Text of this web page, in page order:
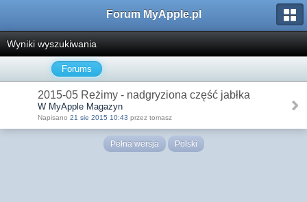
Forum MyApple.pl
Wyniki wyszukiwania
Forums
2015-05 Reżimy - nadgryziona część jabłka
W MyApple Magazyn
Napisano 21 sie 2015 10:43 przez tomasz
Pełna wersja Polski